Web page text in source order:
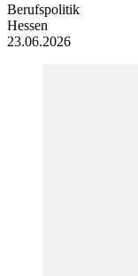
Berufspolitik
Hessen
23.06.2026